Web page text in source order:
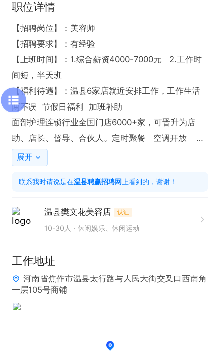
职位详情
【招聘岗位】：美容师
【招聘要求】：有经验
【上班时间】：1.综合薪资4000-7000元   2.工作时
间短，半天班
【福利待遇】：温县6家店就近安排工作，工作生活
两不误  节假日福利  加班补助
面部护理连锁行业全国门店6000+家，可晋升为店
助、店长、督导、合伙人。定时聚餐   空调开放    有
休息
展开
联系我时请说是在温县聘赢招聘网 上看到的，谢谢！
温县樊文花美容店 认证
10-30人 休闲娱乐、休闲运动
工作地址
河南省焦作市温县太行路与人民大街交叉口西南角
一层105号商铺